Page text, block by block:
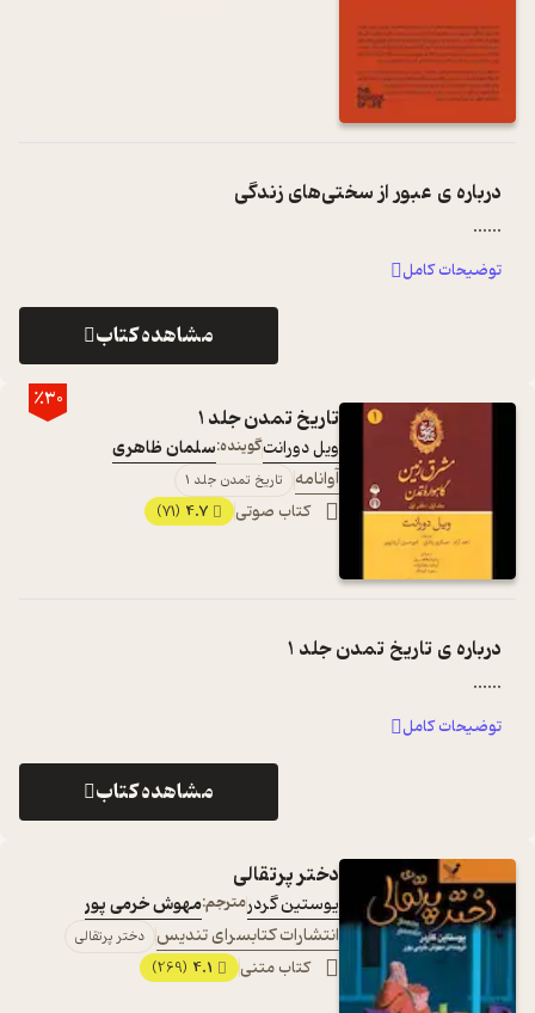
درباره ی عبور از سختی‌های زندگی
...
...
توضیحات کامل
مشاهده کتاب
٪30
تاریخ تمدن جلد 1
ویل دورانتگوینده:سلمان ظاهری
آوانامه
تاریخ تمدن جلد 1
کتاب صوتی 4.7
(71)
درباره یتاریخ تمدن جلد 1
...
...
توضیحات کامل
مشاهده کتاب
دختر پرتقالی
یوستین گردرمترجم:مهوش خرمی پور
انتشارات کتابسرای تندیس دختر پرتقالی
کتاب متنی 4.1
(269)